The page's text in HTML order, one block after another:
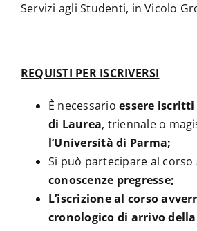
Servizi agli Studenti, in Vicolo
REQUISTI PER ISCRIVERSI
È necessarioessere iscritti
di Laurea, triennale o
l’Università di Parma;
Si può partecipare al corso
conoscenze pregresse;
L’iscrizione al corso
cronologico di arrivo